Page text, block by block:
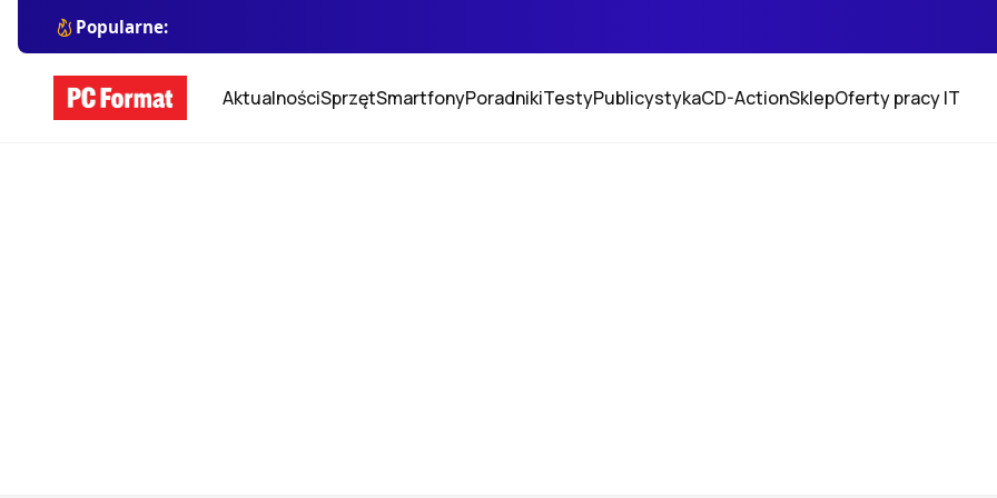
Popularne:
AktualnościSprzętSmartfonyPoradnikiTestyPublicystykaCD-ActionSklepOferty pracy IT